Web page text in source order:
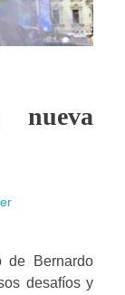
de Bernardo
desafíos y